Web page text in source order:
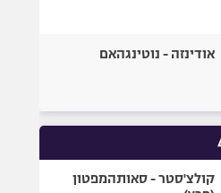
אודינזה - נוטינגהאם
קולצ'סטר - סאותהמפטון